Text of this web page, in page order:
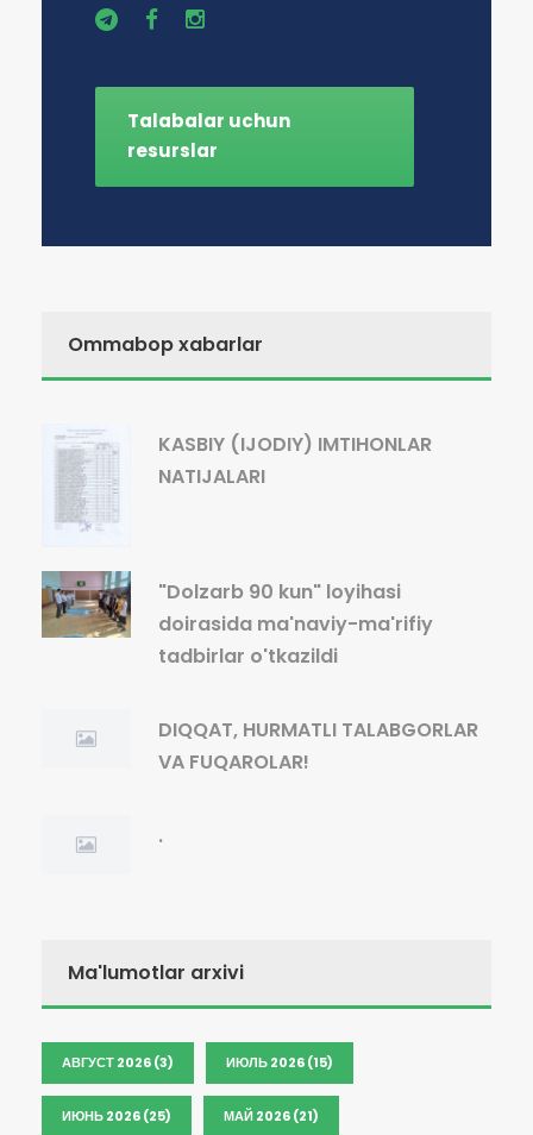
Talabalar uchun
resurslar
Ommabop xabarlar
KASBIY (IJODIY) IMTIHONLAR
NATIJALARI
"Dolzarb 90 kun" loyihasi
doirasida ma'naviy-ma'rifiy
tadbirlar o'tkazildi
DIQQAT, HURMATLI TALABGORLAR
VA FUQAROLAR!
.
Ma'lumotlar arxivi
АВГУСТ 2026 (3) ИЮЛЬ 2026 (15)
ИЮНЬ 2026 (25) МАЙ 2026 (21)